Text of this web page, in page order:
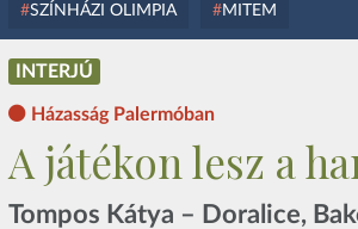
SZÍNHÁZI OLIMPIA MITEM
INTERJÚ
Házasság Palermóban
A játékon lesz a
Tompos Kátya – Doralice,